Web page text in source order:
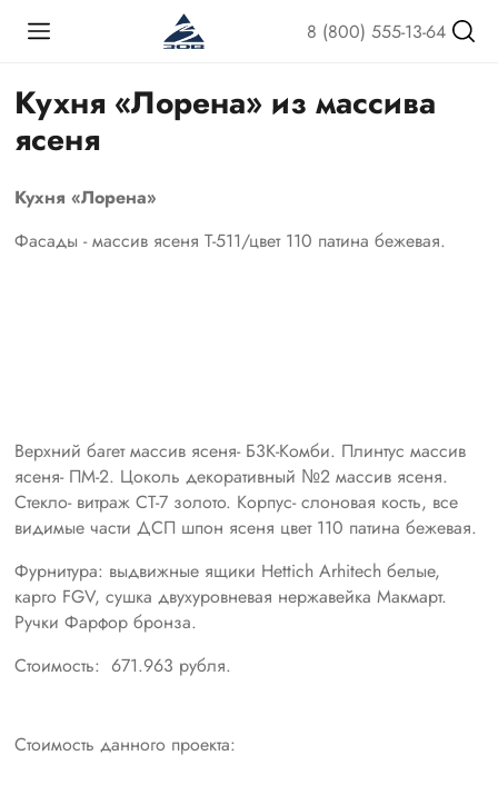
8 (800) 555-13-64
Кухня «Лорена» из массива
ясеня
Кухня «Лорена»
Фасады - массив ясеня Т-511/цвет 110 патина бежевая.
Верхний багет массив ясеня- Б3К-Комби. Плинтус массив
ясеня- ПМ-2. Цоколь декоративный №2 массив ясеня.
Стекло- витраж СТ-7 золото. Корпус- слоновая кость, все
видимые части ДСП шпон ясеня цвет 110 патина бежевая.
Фурнитура: выдвижные ящики Hettich Arhitech белые,
карго FGV, сушка двухуровневая нержавейка Макмарт.
Ручки Фарфор бронза.
Стоимость: 671.963 рубля.
Стоимость данного проекта: